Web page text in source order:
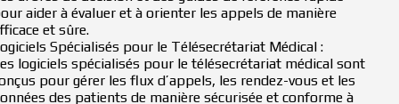
aider à évaluer et à orienter les appels de manière
et sûre.
Spécialisés pour le Télésecrétariat Médical :
logiciels spécialisés pour le télésecrétariat médical sont
pour gérer les flux d’appels, les rendez-vous et les
des patients de manière sécurisée et conforme à